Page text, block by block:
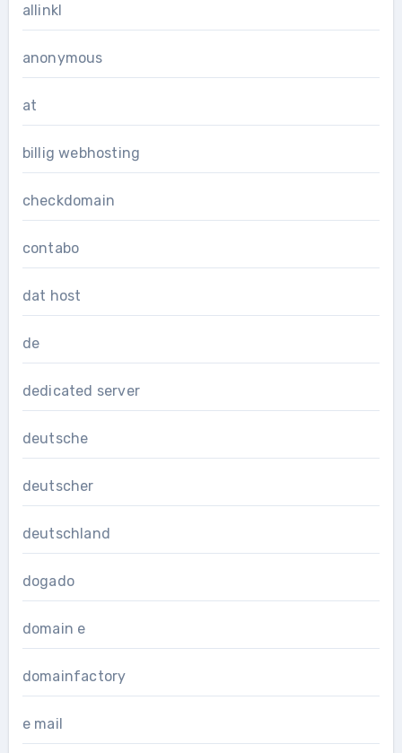
allinkl
anonymous
at
billig webhosting
checkdomain
contabo
dat host
de
dedicated server
deutsche
deutscher
deutschland
dogado
domain e
domainfactory
e mail